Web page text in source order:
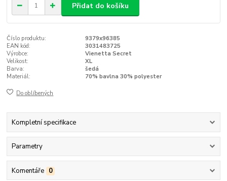
Přidat do košíku
Číslo produktu:
9379x96385
EAN kód:
3031483725
Výrobce:
Vienetta Secret
Velikost:
XL
Barva:
šedá
Materiál:
70% bavlna 30% polyester
Do oblíbených
Kompletní specifikace
Parametry
Komentáře 0